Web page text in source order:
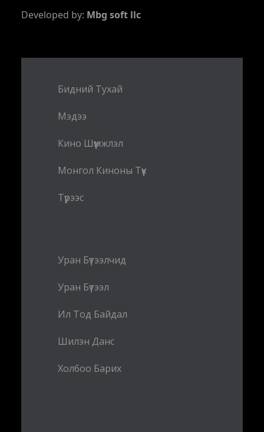
Developed by: Mbg soft llc
Бидний Тухай
Мэдээ
Кино Шүүмжлэл
Монгол Киноны Түүх
Түрээс
Уран Бүтээлчид
Уран Бүтээл
Ил Тод Байдал
Шилэн Данс
Холбоо Барих